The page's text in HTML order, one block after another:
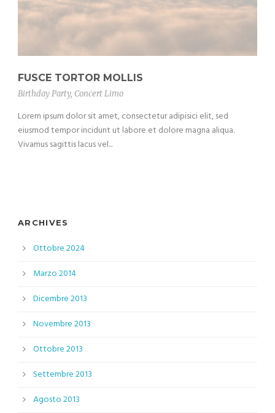
FUSCE TORTOR MOLLIS
Birthday Party, Concert Limo
Lorem ipsum dolor sit amet, consectetur adipisici elit, sed
eiusmod tempor incidunt ut labore et dolore magna aliqua.
Vivamus sagittis lacus vel...
ARCHIVES
Ottobre 2024
Marzo 2014
Dicembre 2013
Novembre 2013
Ottobre 2013
Settembre 2013
Agosto 2013